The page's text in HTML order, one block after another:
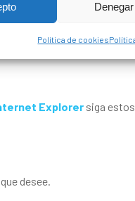
Denegar
Política de cookies
por dominio. Para que le
líneas con las
Explorer siga
desee.